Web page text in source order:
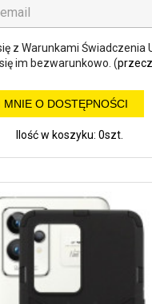
z Warunkami Świadczenia
im bezwarunkowo. (
MNIE O DOSTĘPNOŚCI
Ilość w koszyku: 0szt.